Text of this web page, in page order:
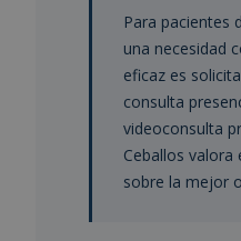
Para pacientes
una necesidad
eficaz es
consulta
videoconsulta
Ceballos valora
sobre la mejor